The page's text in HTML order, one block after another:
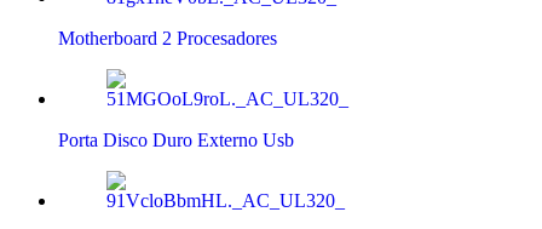
Motherboard 2 Procesadores
Porta Disco Duro Externo Usb